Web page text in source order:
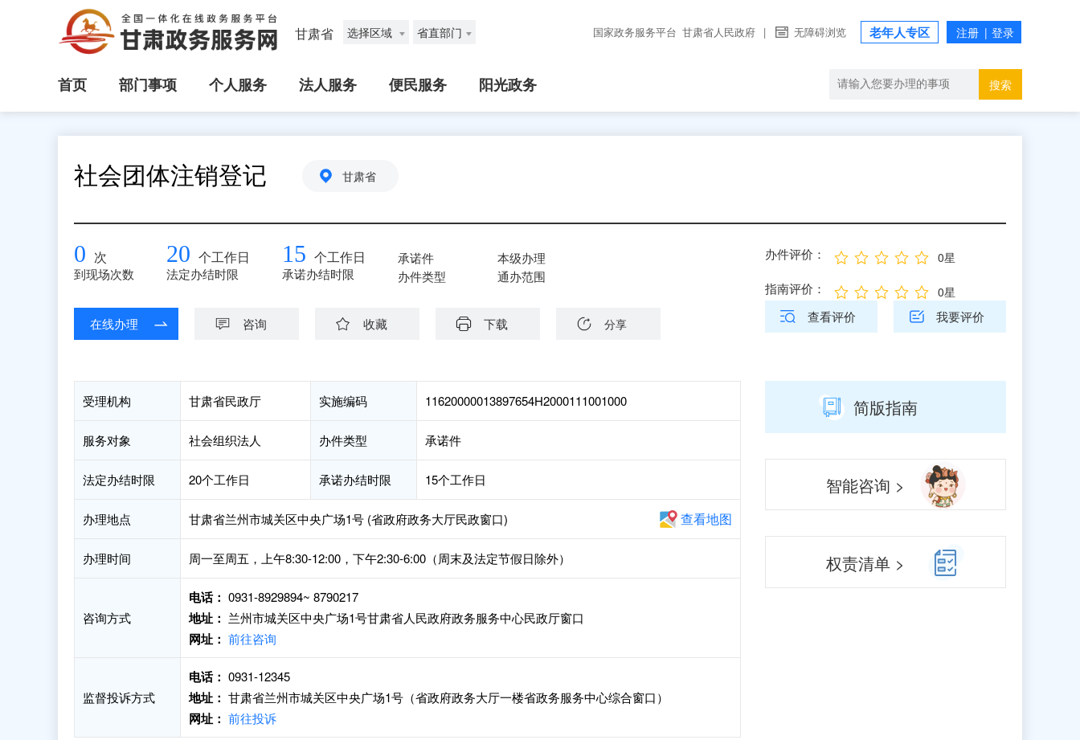
甘肃省 选择区域 省直部门 国家政务服务平台 甘肃省人民政府 | 无障碍浏览 老年人专区
首页 部门事项 个人服务 法人服务 便民服务 阳光政务 搜索
社会团体注销登记 甘肃省
0 次
到现场次数
20 个工作日
法定办结时限
15 个工作日
承诺办结时限
承诺件
办件类型
本级办理
通办范围
在线办理 咨询 收藏 下载 分享
办件评价： 0星
指南评价： 0星
查看评价 我要评价
受理机构 甘肃省民政厅 实施编码 11620000013897654H2000111001000
服务对象 社会组织法人 办件类型 承诺件
法定办结时限 20个工作日 承诺办结时限 15个工作日
办理地点 甘肃省兰州市城关区中央广场1号 (省政府政务大厅民政窗口) 查看地图
办理时间 周一至周五，上午8:30-12:00，下午2:30-6:00（周末及法定节假日除外）
咨询方式
电话： 0931-8929894~ 8790217
地址： 兰州市城关区中央广场1号甘肃省人民政府政务服务中心民政厅窗口
网址： 前往咨询
监督投诉方式
电话： 0931-12345
地址： 甘肃省兰州市城关区中央广场1号（省政府政务大厅一楼省政务服务中心综合窗口）
网址： 前往投诉
简版指南
智能咨询 >
权责清单 >